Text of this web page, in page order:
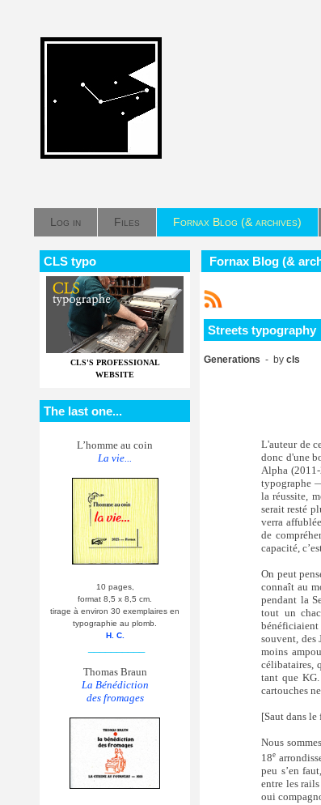
Log in Files Fornax Blog (& archives)
CLS typo
CLS'S PROFESSIONAL
WEBSITE
The last one...
L’homme au coin
La vie...
10 pages,
format 8,5 x 8,5 cm.
tirage à environ 30 exemplaires en
typographie au plomb.
H. C.
Thomas Braun
La Bénédiction
des fromages
Fornax Blog (&
Streets typography
Generations - by cls
L'auteur de
donc d'une
Alpha
typographe
la réussite,
serait resté
verra
de
capacité,
On peut
connaît au
pendant la
tout un
bénéficiaient
souvent, des
moins
célibataires,
tant que
cartouches
[Saut dans
Nous
18e
peu s’en
entre les
oui